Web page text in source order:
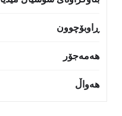
ڕاوبۆچوون
هەمەجۆر
هەواڵ